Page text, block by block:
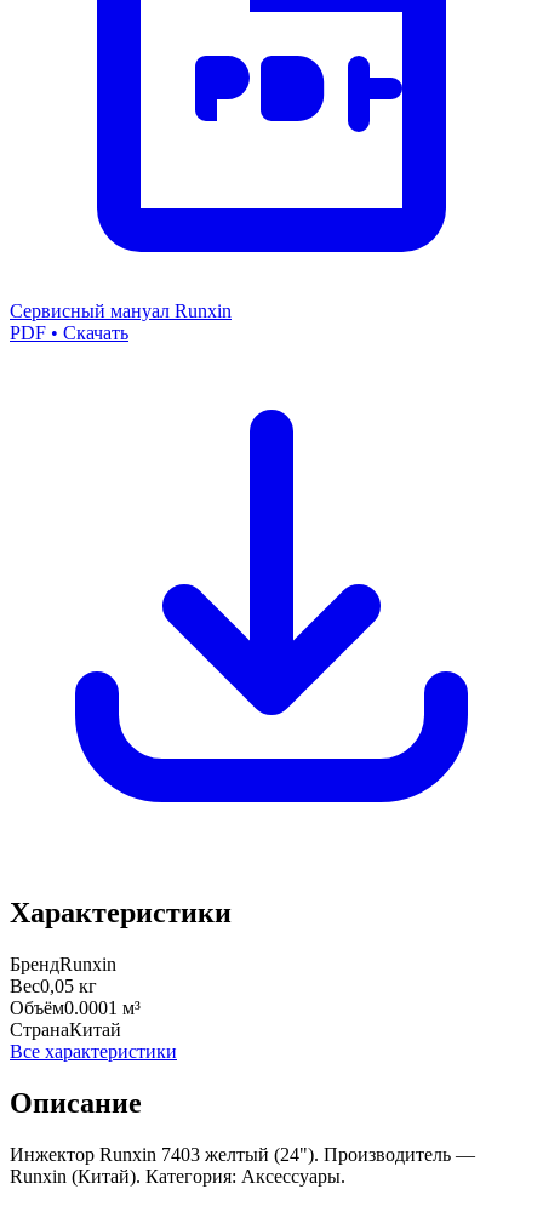
Сервисный мануал Runxin
PDF • Скачать
Характеристики
БрендRunxin
Вес0,05 кг
Объём0.0001 м³
СтранаКитай
Все характеристики
Описание
Инжектор Runxin 7403 желтый (24"). Производитель —
Runxin (Китай). Категория: Аксессуары.